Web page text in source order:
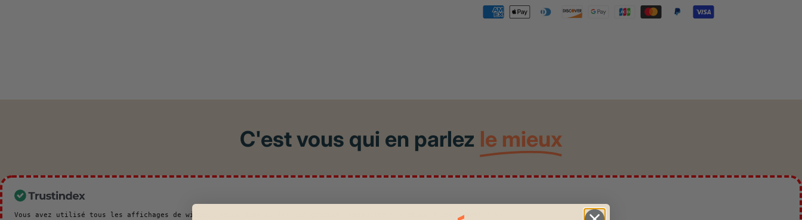
C'est vous qui en parlez le mieux
Vous avez utilisé tous les affichages de widget inclus dans le forfait gratuit. Consultez nos plans d'abonnement ! >>